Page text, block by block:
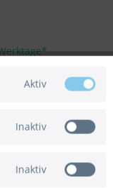
Aktiv
Inaktiv
Inaktiv